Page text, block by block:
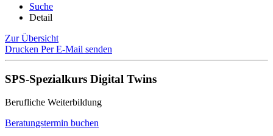
Suche
Detail
Zur Übersicht
Drucken Per E-Mail senden
SPS-Spezialkurs Digital Twins
Berufliche Weiterbildung
Beratungstermin buchen